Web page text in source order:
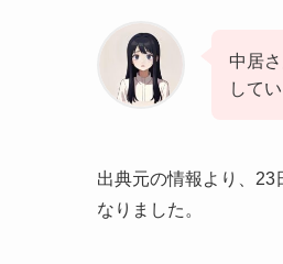
中居
して
出典元の情報より、
なりました。